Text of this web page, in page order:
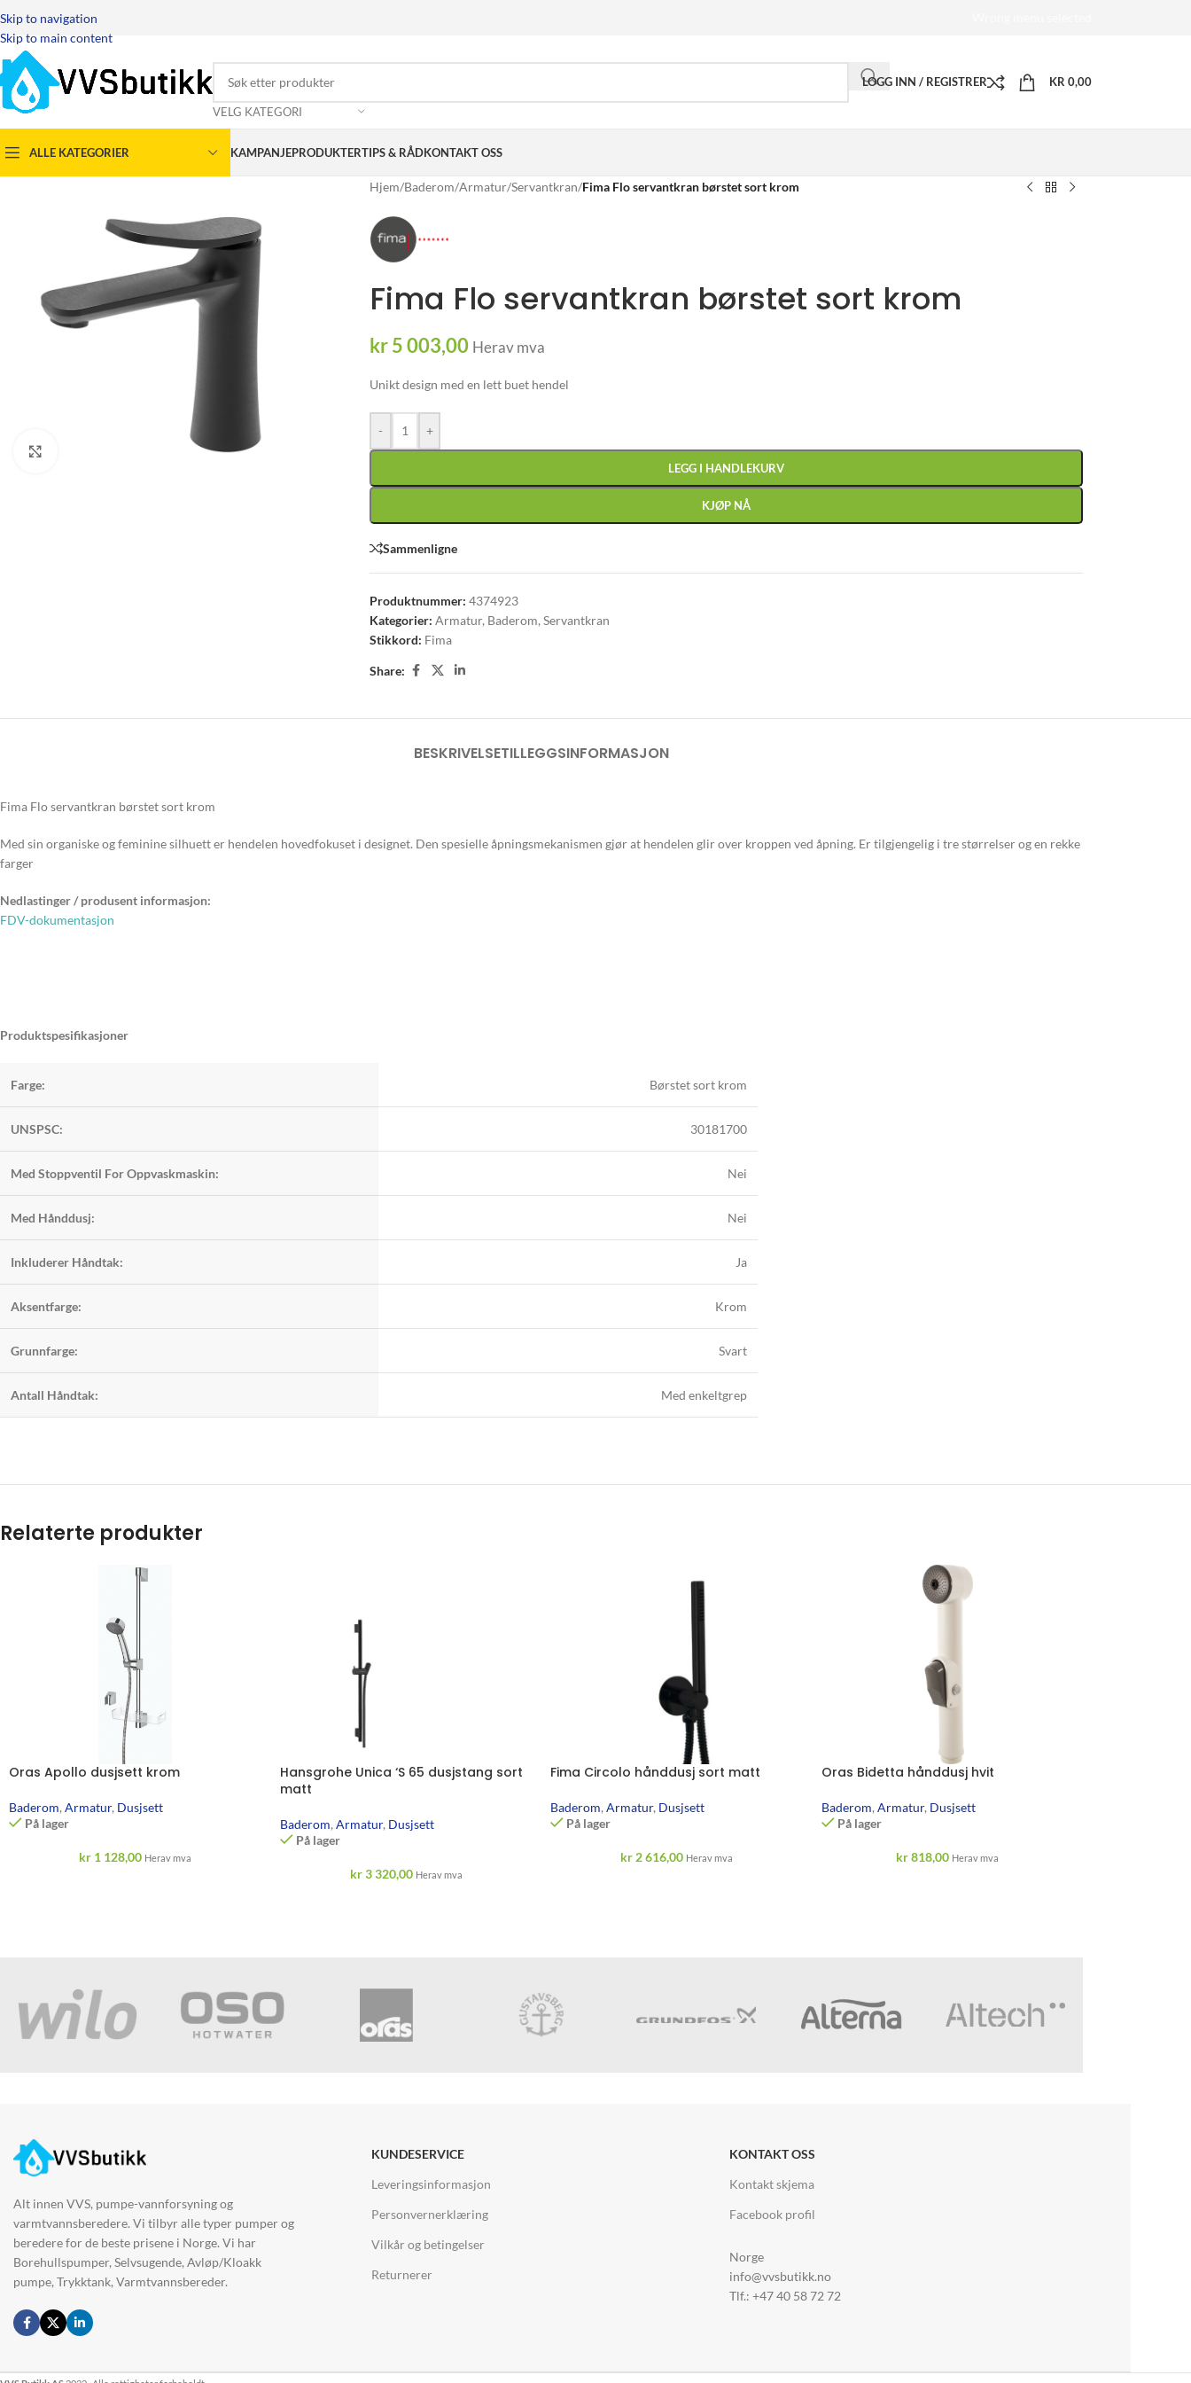
Skip to navigation
Skip to main content
VELG KATEGORI
LOGG INN / REGISTRER KR 0,00
ALLE KATEGORIER KAMPANJEPRODUKTERTIPS & RÅDKONTAKT OSS
Hjem/Baderom/Armatur/Servantkran/Fima Flo servantkran børstet sort krom
Fima Flo servantkran børstet sort krom
kr5 003,00 Herav mva
Unikt design med en lett buet hendel
- +
LEGG I HANDLEKURV
KJØP NÅ
Sammenligne
Produktnummer:4374923
Kategorier: Armatur, Baderom, Servantkran
Stikkord: Fima
Share:
BESKRIVELSETILLEGGSINFORMASJON
Fima Flo servantkran børstet sort krom
Med sin organiske og feminine silhuett er hendelen hovedfokuset i designet. Den spesielle åpningsmekanismen gjør at hendelen glir over kroppen ved åpning. Er tilgjengelig i tre størrelser og en rekke
farger
Nedlastinger / produsent informasjon:
FDV-dokumentasjon
Produktspesifikasjoner
Farge: Børstet sort krom
UNSPSC: 30181700
Med Stoppventil For Oppvaskmaskin: Nei
Med Hånddusj: Nei
Inkluderer Håndtak: Ja
Aksentfarge: Krom
Grunnfarge: Svart
Antall Håndtak: Med enkeltgrep
Relaterte produkter
Oras Apollo dusjsett krom
Baderom, Armatur, Dusjsett
På lager
kr 1 128,00 Herav mva
Hansgrohe Unica ‘S 65 dusjstang sort
matt
Baderom, Armatur, Dusjsett
På lager
kr3 320,00 Herav mva
Fima Circolo hånddusj sort matt
Baderom, Armatur, Dusjsett
På lager
kr 2 616,00 Herav mva
Oras Bidetta hånddusj hvit
Baderom, Armatur, Dusjsett
På lager
kr818,00 Herav mva
Alt innen VVS, pumpe-vannforsyning og
varmtvannsberedere. Vi tilbyr alle typer pumper og
beredere for de beste prisene i Norge. Vi har
Borehullspumper, Selvsugende, Avløp/Kloakk
pumpe, Trykktank, Varmtvannsbereder.
KUNDESERVICE
Leveringsinformasjon
Personvernerklæring
Vilkår og betingelser
Returnerer
KONTAKT OSS
Kontakt skjema
Facebook profil
Norge
info@vvsbutikk.no
Tlf.: +47 40 58 72 72